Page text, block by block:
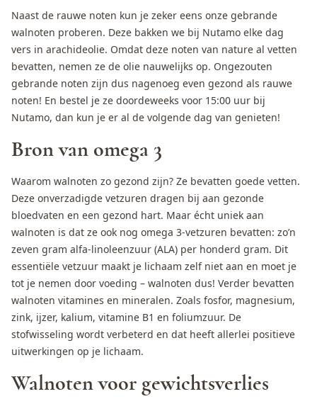
Naast de rauwe noten kun je zeker eens onze gebrande
walnoten proberen. Deze bakken we bij Nutamo elke dag
vers in arachideolie. Omdat deze noten van nature al vetten
bevatten, nemen ze de olie nauwelijks op. Ongezouten
gebrande noten zijn dus nagenoeg even gezond als rauwe
noten! En bestel je ze doordeweeks voor 15:00 uur bij
Nutamo, dan kun je er al de volgende dag van genieten!
Bron van omega 3
Waarom walnoten zo gezond zijn? Ze bevatten goede vetten.
Deze onverzadigde vetzuren dragen bij aan gezonde
bloedvaten en een gezond hart. Maar écht uniek aan
walnoten is dat ze ook nog omega 3-vetzuren bevatten: zo’n
zeven gram alfa-linoleenzuur (ALA) per honderd gram. Dit
essentiële vetzuur maakt je lichaam zelf niet aan en moet je
tot je nemen door voeding – walnoten dus! Verder bevatten
walnoten vitamines en mineralen. Zoals fosfor, magnesium,
zink, ijzer, kalium, vitamine B1 en foliumzuur. De
stofwisseling wordt verbeterd en dat heeft allerlei positieve
uitwerkingen op je lichaam.
Walnoten voor gewichtsverlies